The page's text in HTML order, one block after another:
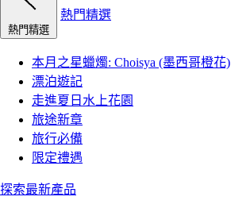
熱門精選
熱門精選
本月之星蠟燭: Choisya (墨西哥橙花)
漂泊遊記
走進夏日水上花園
旅途新章
旅行必備
限定禮遇
探索最新產品